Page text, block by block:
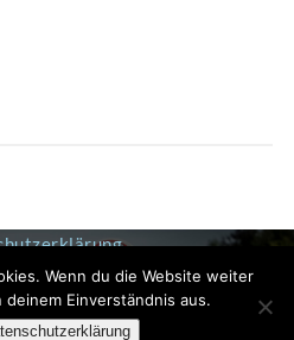
GÄUBODEN E.V.
Wenn du die Website weiter
Einverständnis aus.